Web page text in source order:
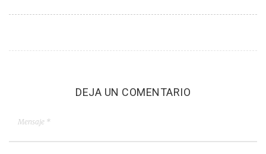
DEJA UN COMENTARIO